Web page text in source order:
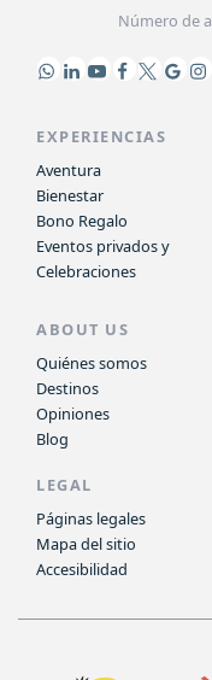
Número de
EXPERIENCIAS
Aventura
Bienestar
Bono Regalo
Eventos privados y
Celebraciones
ABOUT US
Quiénes somos
Destinos
Opiniones
Blog
LEGAL
Páginas legales
Mapa del sitio
Accesibilidad